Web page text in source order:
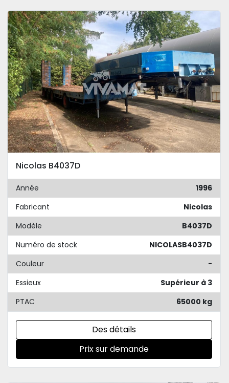
Nicolas B4037D
Année
1996
Fabricant
Nicolas
Modèle
B4037D
Numéro de stock
NICOLASB4037D
Couleur
-
Essieux
Supérieur à 3
PTAC
65000 kg
Des détails
Prix sur demande